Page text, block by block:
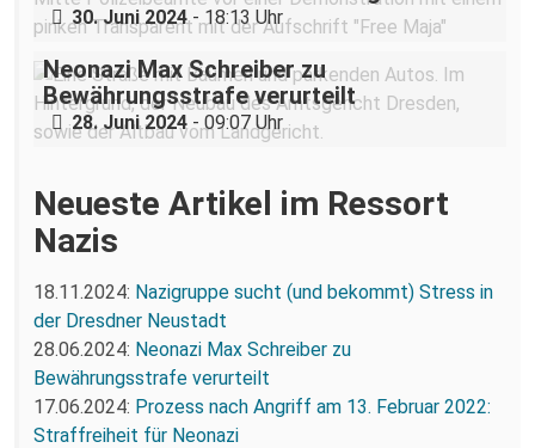
30. Juni 2024- 18:13 Uhr
Neonazi Max Schreiber zu
Bewährungsstrafe verurteilt
28. Juni 2024 - 09:07 Uhr
Neueste Artikel im Ressort
Nazis
18.11.2024: Nazigruppe sucht (und bekommt) Stress in
der Dresdner Neustadt
28.06.2024: Neonazi Max Schreiber zu
Bewährungsstrafe verurteilt
17.06.2024: Prozess nach Angriff am 13. Februar 2022:
Straffreiheit für Neonazi